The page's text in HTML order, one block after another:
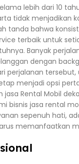
lebih dari 10
tidak menjadikan
tanda bahwa
terbaik untuk
Banyak
dengan
perjalanan tersebut,
menjadi opsi
jasa Rental Mobil
bisnis jasa rental
sepenuh hati,
memanfaatkan